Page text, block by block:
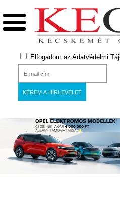
Elfogadom az Adatvédelmi